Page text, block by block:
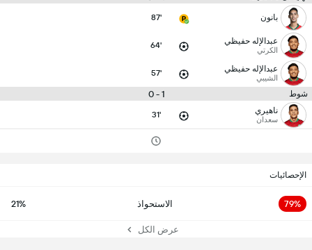
بانون 87'
عبدالإله حفيظي
الكرتي 64'
عبدالإله حفيظي
الشيبي 57'
شوط 1 - 0
ناهيري
سعدان 31'
الإحصائيات
79% الاستحواذ 21%
عرض الكل